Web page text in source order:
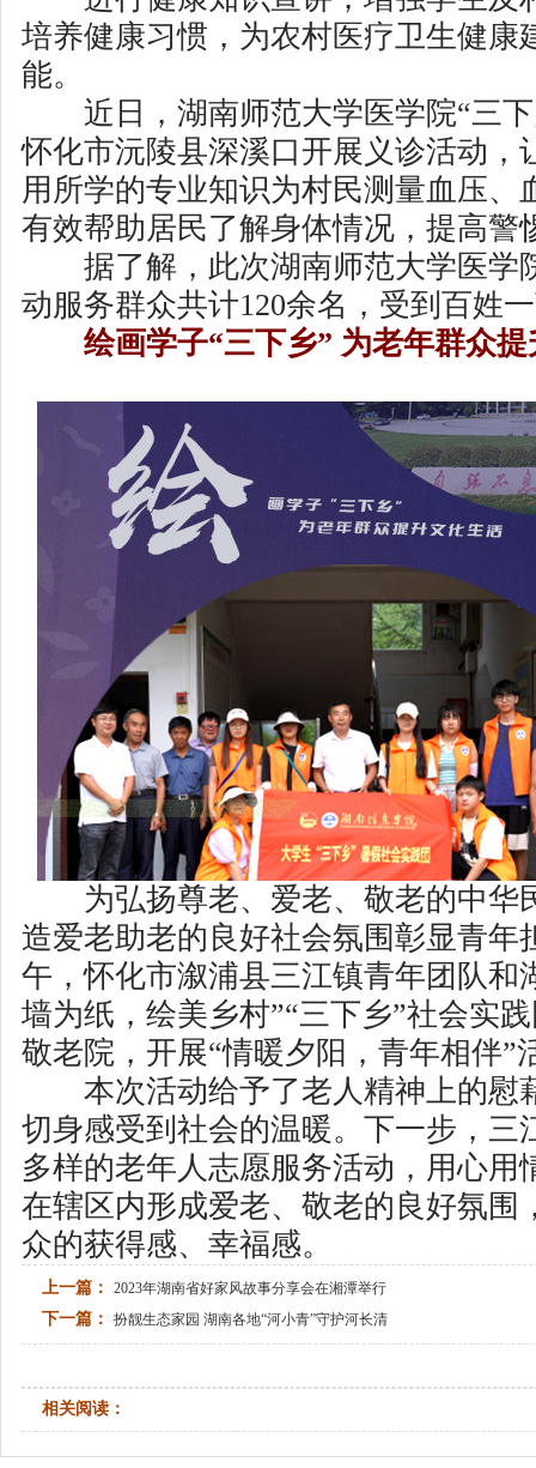
培养健康习惯，为农村医疗卫生健康
能。
近日，湖南师范大学医学院“三下
怀化市沅陵县深溪口开展义诊活动，
用所学的专业知识为村民测量血压、
有效帮助居民了解身体情况，提高警
据了解，此次湖南师范大学医学
动服务群众共计120余名，受到百姓
绘画学子“三下乡” 为老年群众
为弘扬尊老、爱老、敬老的中华
造爱老助老的良好社会氛围彰显青年
午，怀化市溆浦县三江镇青年团队和
墙为纸，绘美乡村”“三下乡”社会实
敬老院，开展“情暖夕阳，青年相伴”
本次活动给予了老人精神上的慰
切身感受到社会的温暖。下一步，三
多样的老年人志愿服务活动，用心用
在辖区内形成爱老、敬老的良好氛围
众的获得感、幸福感。
上一篇： 2023年湖南省好家风故事分享会在湘潭举行
下一篇： 扮靓生态家园 湖南各地“河小青”守护河长清
相关阅读：